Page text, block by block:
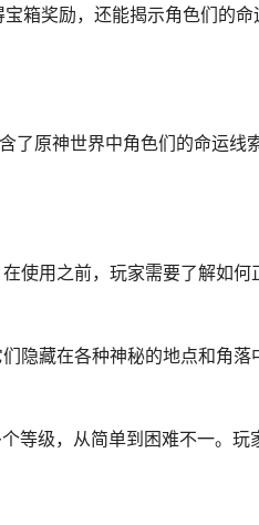
箱奖励，还能揭示角色们的
了原神世界中角色们的命运线
使用之前，玩家需要了解如
隐藏在各种神秘的地点和角
等级，从简单到困难不一。